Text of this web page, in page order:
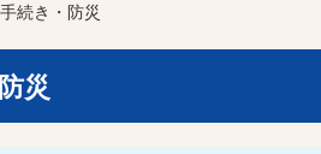
続き・防災
災